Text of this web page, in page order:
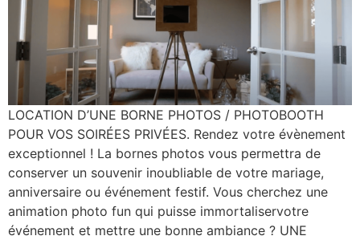
LOCATION D’UNE BORNE PHOTOS / PHOTOBOOTH
POUR VOS SOIRÉES PRIVÉES. Rendez votre évènement
exceptionnel ! La bornes photos vous permettra de
conserver un souvenir inoubliable de votre mariage,
anniversaire ou événement festif. Vous cherchez une
animation photo fun qui puisse immortaliservotre
événement et mettre une bonne ambiance ? UNE